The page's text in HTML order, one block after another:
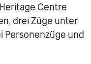
Centre
drei Züge unter
Personenzüge und